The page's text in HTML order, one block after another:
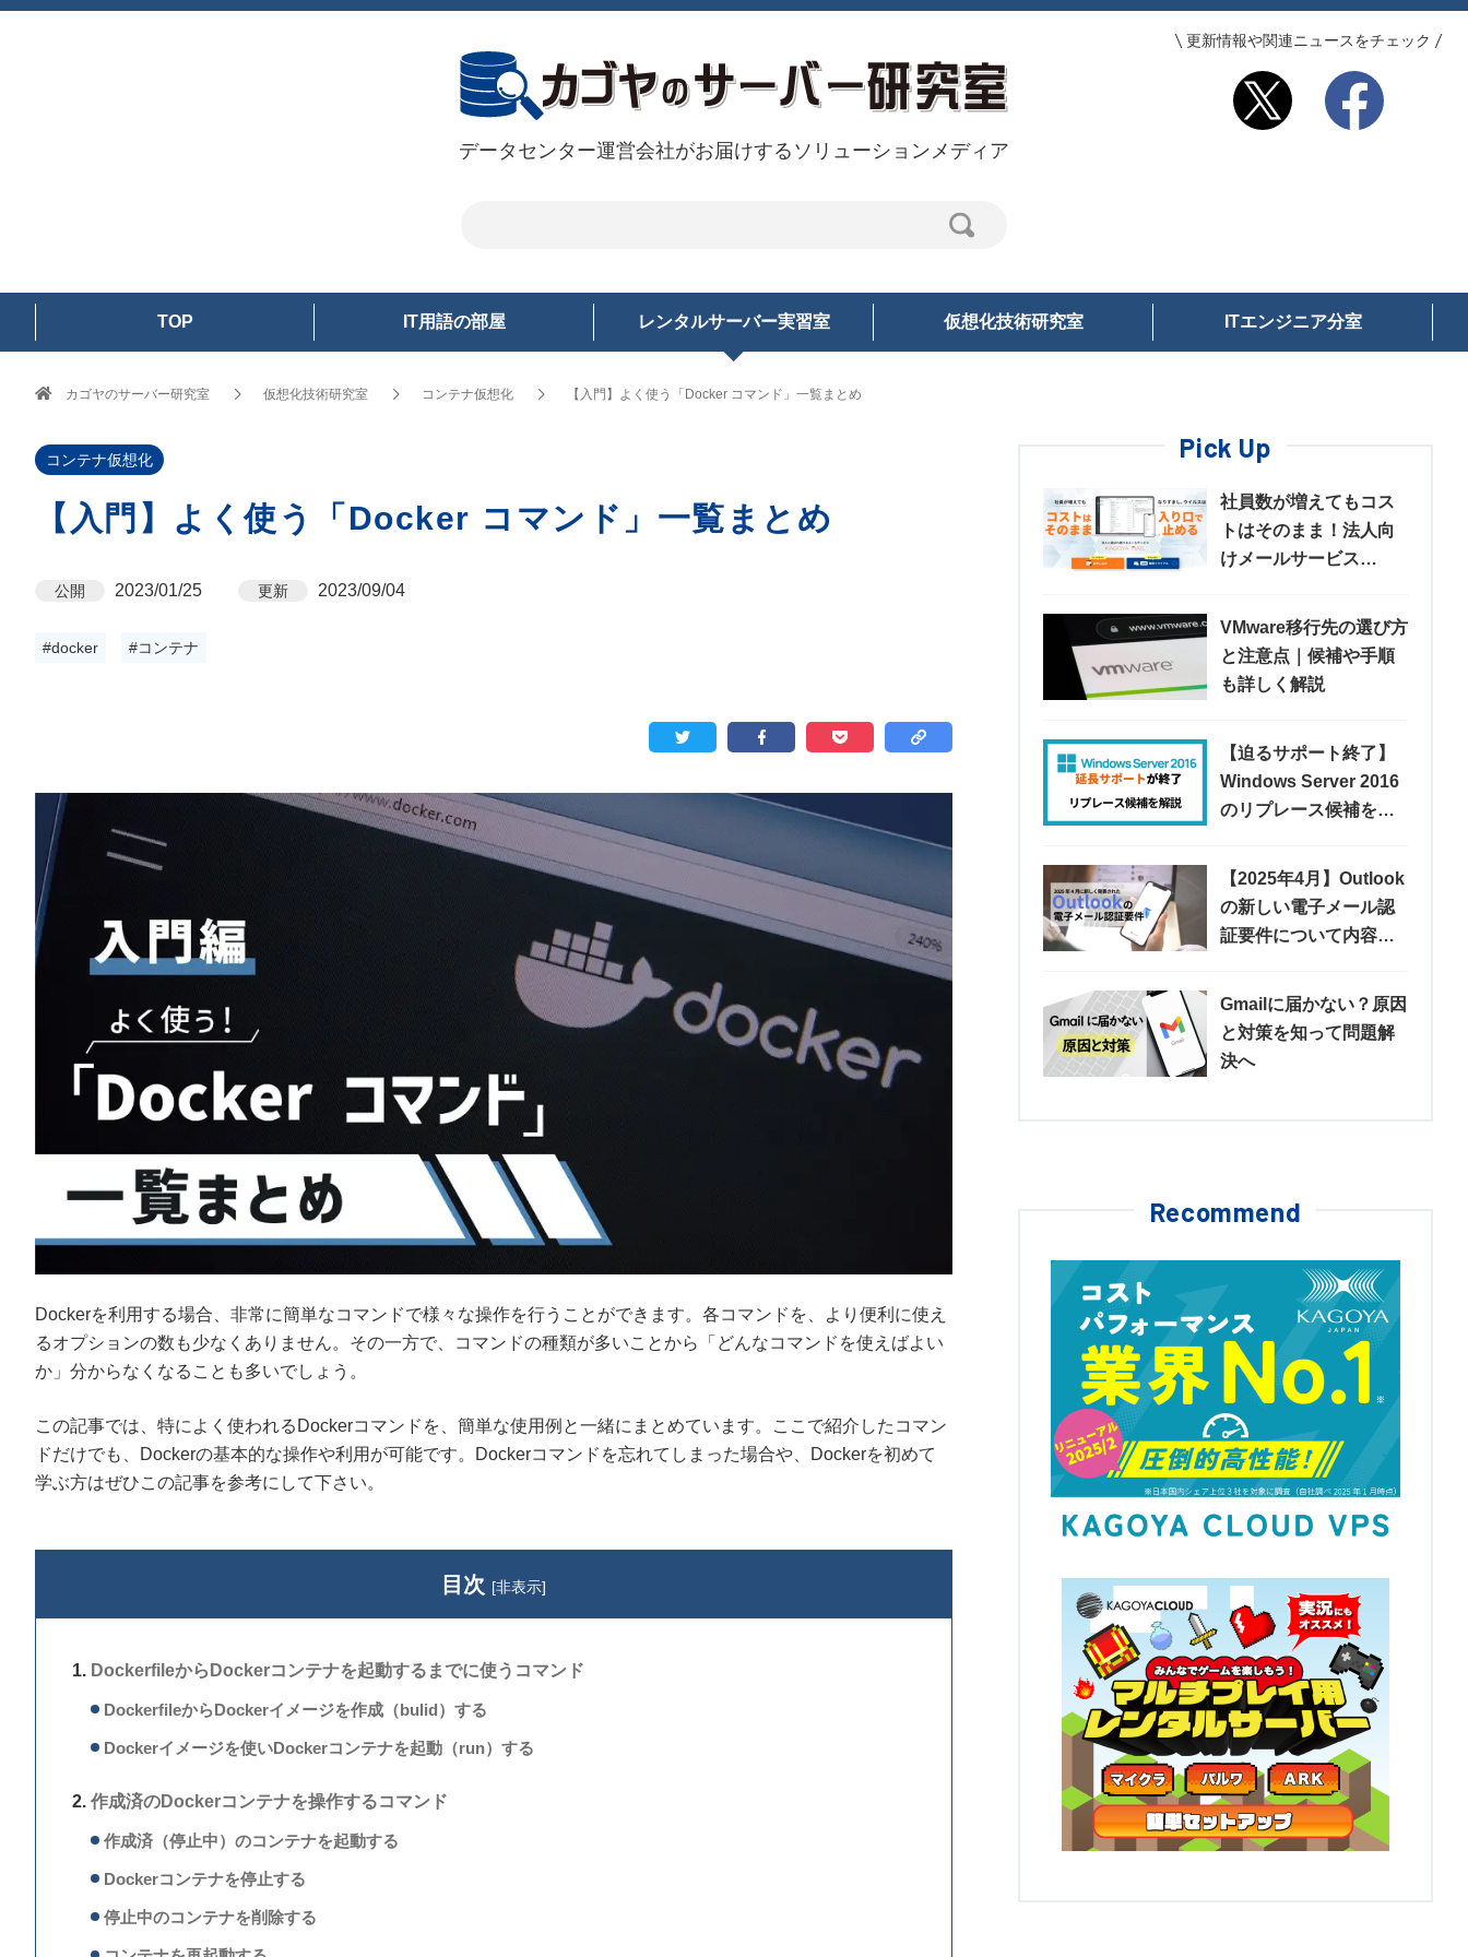
データセンター運営会社がお届けするソリューションメディア
更新情報や関連ニュースをチェック
TOP IT用語の部屋 レンタルサーバー実習室 仮想化技術研究室 ITエンジニア分室
カゴヤのサーバー研究室 仮想化技術研究室 コンテナ仮想化 【入門】よく使う「Docker コマンド」一覧まとめ
コンテナ仮想化
【入門】よく使う「Docker コマンド」一覧まとめ
公開 2023/01/25 更新 2023/09/04
#docker #コンテナ
Dockerを利用する場合、非常に簡単なコマンドで様々な操作を行うことができます。各コマンドを、より便利に使え
るオプションの数も少なくありません。その一方で、コマンドの種類が多いことから「どんなコマンドを使えばよい
か」分からなくなることも多いでしょう。
この記事では、特によく使われるDockerコマンドを、簡単な使用例と一緒にまとめています。ここで紹介したコマン
ドだけでも、Dockerの基本的な操作や利用が可能です。Dockerコマンドを忘れてしまった場合や、Dockerを初めて
学ぶ方はぜひこの記事を参考にして下さい。
目次 [非表示]
DockerfileからDockerコンテナを起動するまでに使うコマンド
DockerfileからDockerイメージを作成（bulid）する
Dockerイメージを使いDockerコンテナを起動（run）する
作成済のDockerコンテナを操作するコマンド
作成済（停止中）のコンテナを起動する
Dockerコンテナを停止する
停止中のコンテナを削除する
Pick Up
社員数が増えてもコス
トはそのまま！法人向
けメールサービス
VMware移行先の選び方
と注意点｜候補や手順
も詳しく解説
【迫るサポート終了】
Windows Server 2016
のリプレース候補を紹
【2025年4月】Outlook
の新しい電子メール認
証要件について内容や
Gmailに届かない？原因
と対策を知って問題解
決へ
Recommend